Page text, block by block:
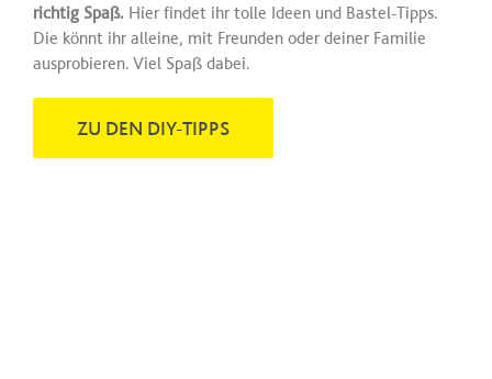
richtig Spaß.Hier findet ihr tolle Ideen und Bastel-Tipps.
Die könnt ihr alleine, mit Freunden oder deiner Familie
ausprobieren. Viel Spaß dabei.
ZU DEN DIY-TIPPS